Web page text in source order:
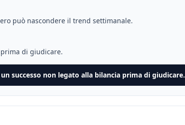
può nascondere il trend settimanale.
di giudicare.
successo non legato alla bilancia prima di giudicare.